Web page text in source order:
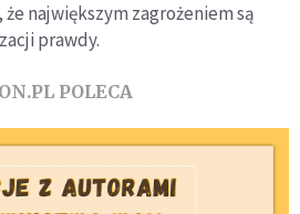
największym zagrożeniem są
prawdy.
POLECA